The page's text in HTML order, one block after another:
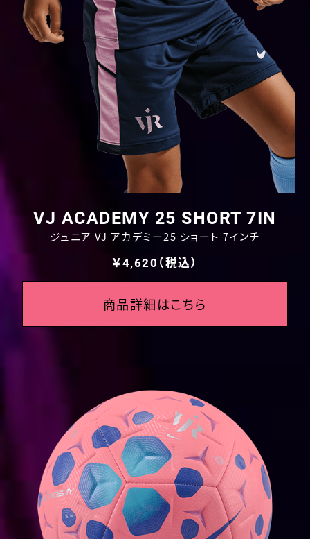
VJ ACADEMY 25 SHORT 7IN
ジュニア VJ アカデミー25 ショート 7インチ
￥4,620（税込）
商品詳細はこちら